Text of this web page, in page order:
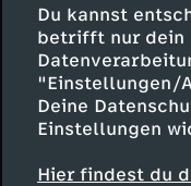
Du kannst
betrifft nur dein
"Einstellungen/
Deine
Einstellungen
Hier findest du
Sandra